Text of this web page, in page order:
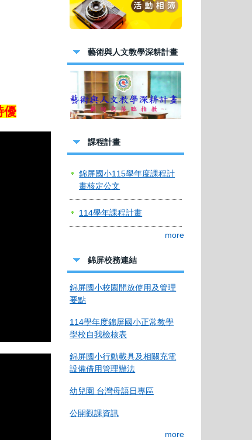
藝術與人文教學深耕計畫
課程計畫
錦屏國小115學年度課程計
畫核定公文
114學年課程計畫
more
錦屏校務連結
錦屏國小校園開放使用及管理
要點
114學年度錦屏國小正常教學
學校自我檢核表
錦屏國小行動載具及相關充電
設備借用管理辦法
幼兒園 台灣母語日專區
公開觀課資訊
more